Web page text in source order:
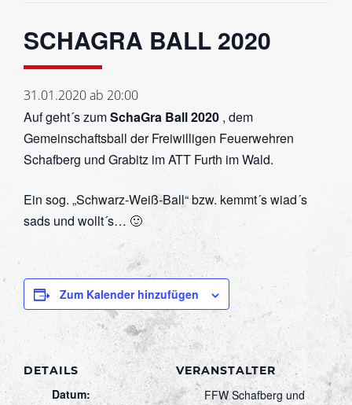
SCHAGRA BALL 2020
31.01.2020 ab 20:00
Auf geht´s zumSchaGra Ball 2020 , dem
Gemeinschaftsball der Freiwilligen Feuerwehren
Schafberg und Grabitz im ATT Furth im Wald.
Ein sog. „Schwarz-Weiß-Ball“ bzw. kemmt´s wiad´s
sads und wollt´s… 🙂
Zum Kalender hinzufügen
DETAILS
Datum:
VERANSTALTER
FFW Schafberg und